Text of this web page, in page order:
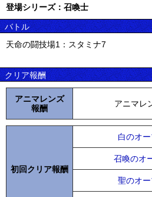
登場シリーズ：召喚士
バトル
天命の闘技場1：スタミナ7
クリア報酬
アニマレンズ
報酬
アニマレ
初回クリア報酬
白のオ
召喚のオ
聖のオ